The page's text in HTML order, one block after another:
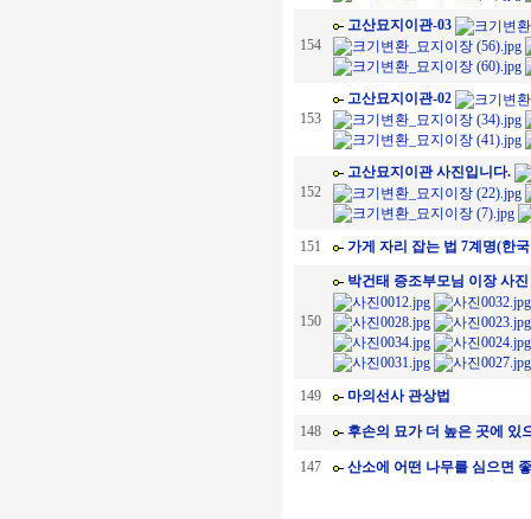
154
고산묘지이관-03
153
고산묘지이관-02
152
고산묘지이관 사진입니다.
151 가게 자리 잡는 법 7계명(한
150
박건태 증조부모님 이장 사진
149 마의선사 관상법
148 후손의 묘가 더 높은 곳에 있
147 산소에 어떤 나무를 심으면